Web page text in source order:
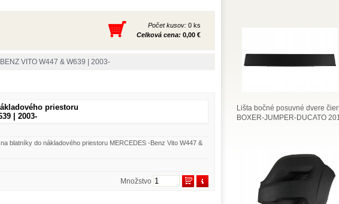
Počet kusov: 0 ks
Celková cena: 0,00 €
VITO W447 & W639 | 2003-
priestoru
| 2003-
blatníky do nákladového priestoru MERCEDES -Benz Vito W447 &
Množstvo
Lišta bočné posuvné dvere
BOXER-JUMPER-DUCATO